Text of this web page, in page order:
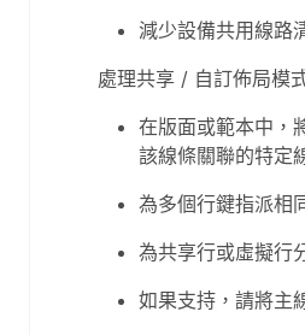
減少設備共用線路
處理共享 / 自訂佈局模
在版面或範本中，
該線條關聯的特定
為多個行鍵指派相
為共享行或虛擬行
如果支持，請將主